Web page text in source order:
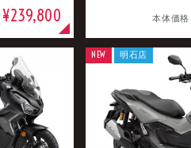
¥239,800 本体価格
NEW 明石店